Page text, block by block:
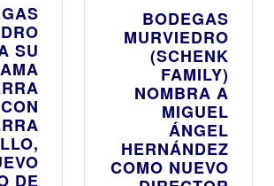
SU
CON
DE
BODEGAS
MURVIEDRO
(SCHENK
FAMILY)
NOMBRA A
MIGUEL
ÁNGEL
HERNÁNDEZ
COMO NUEVO